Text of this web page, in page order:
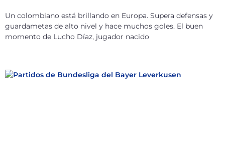
Un colombiano está brillando en Europa. Supera defensas y
guardametas de alto nivel y hace muchos goles. El buen
momento de Lucho Díaz, jugador nacido